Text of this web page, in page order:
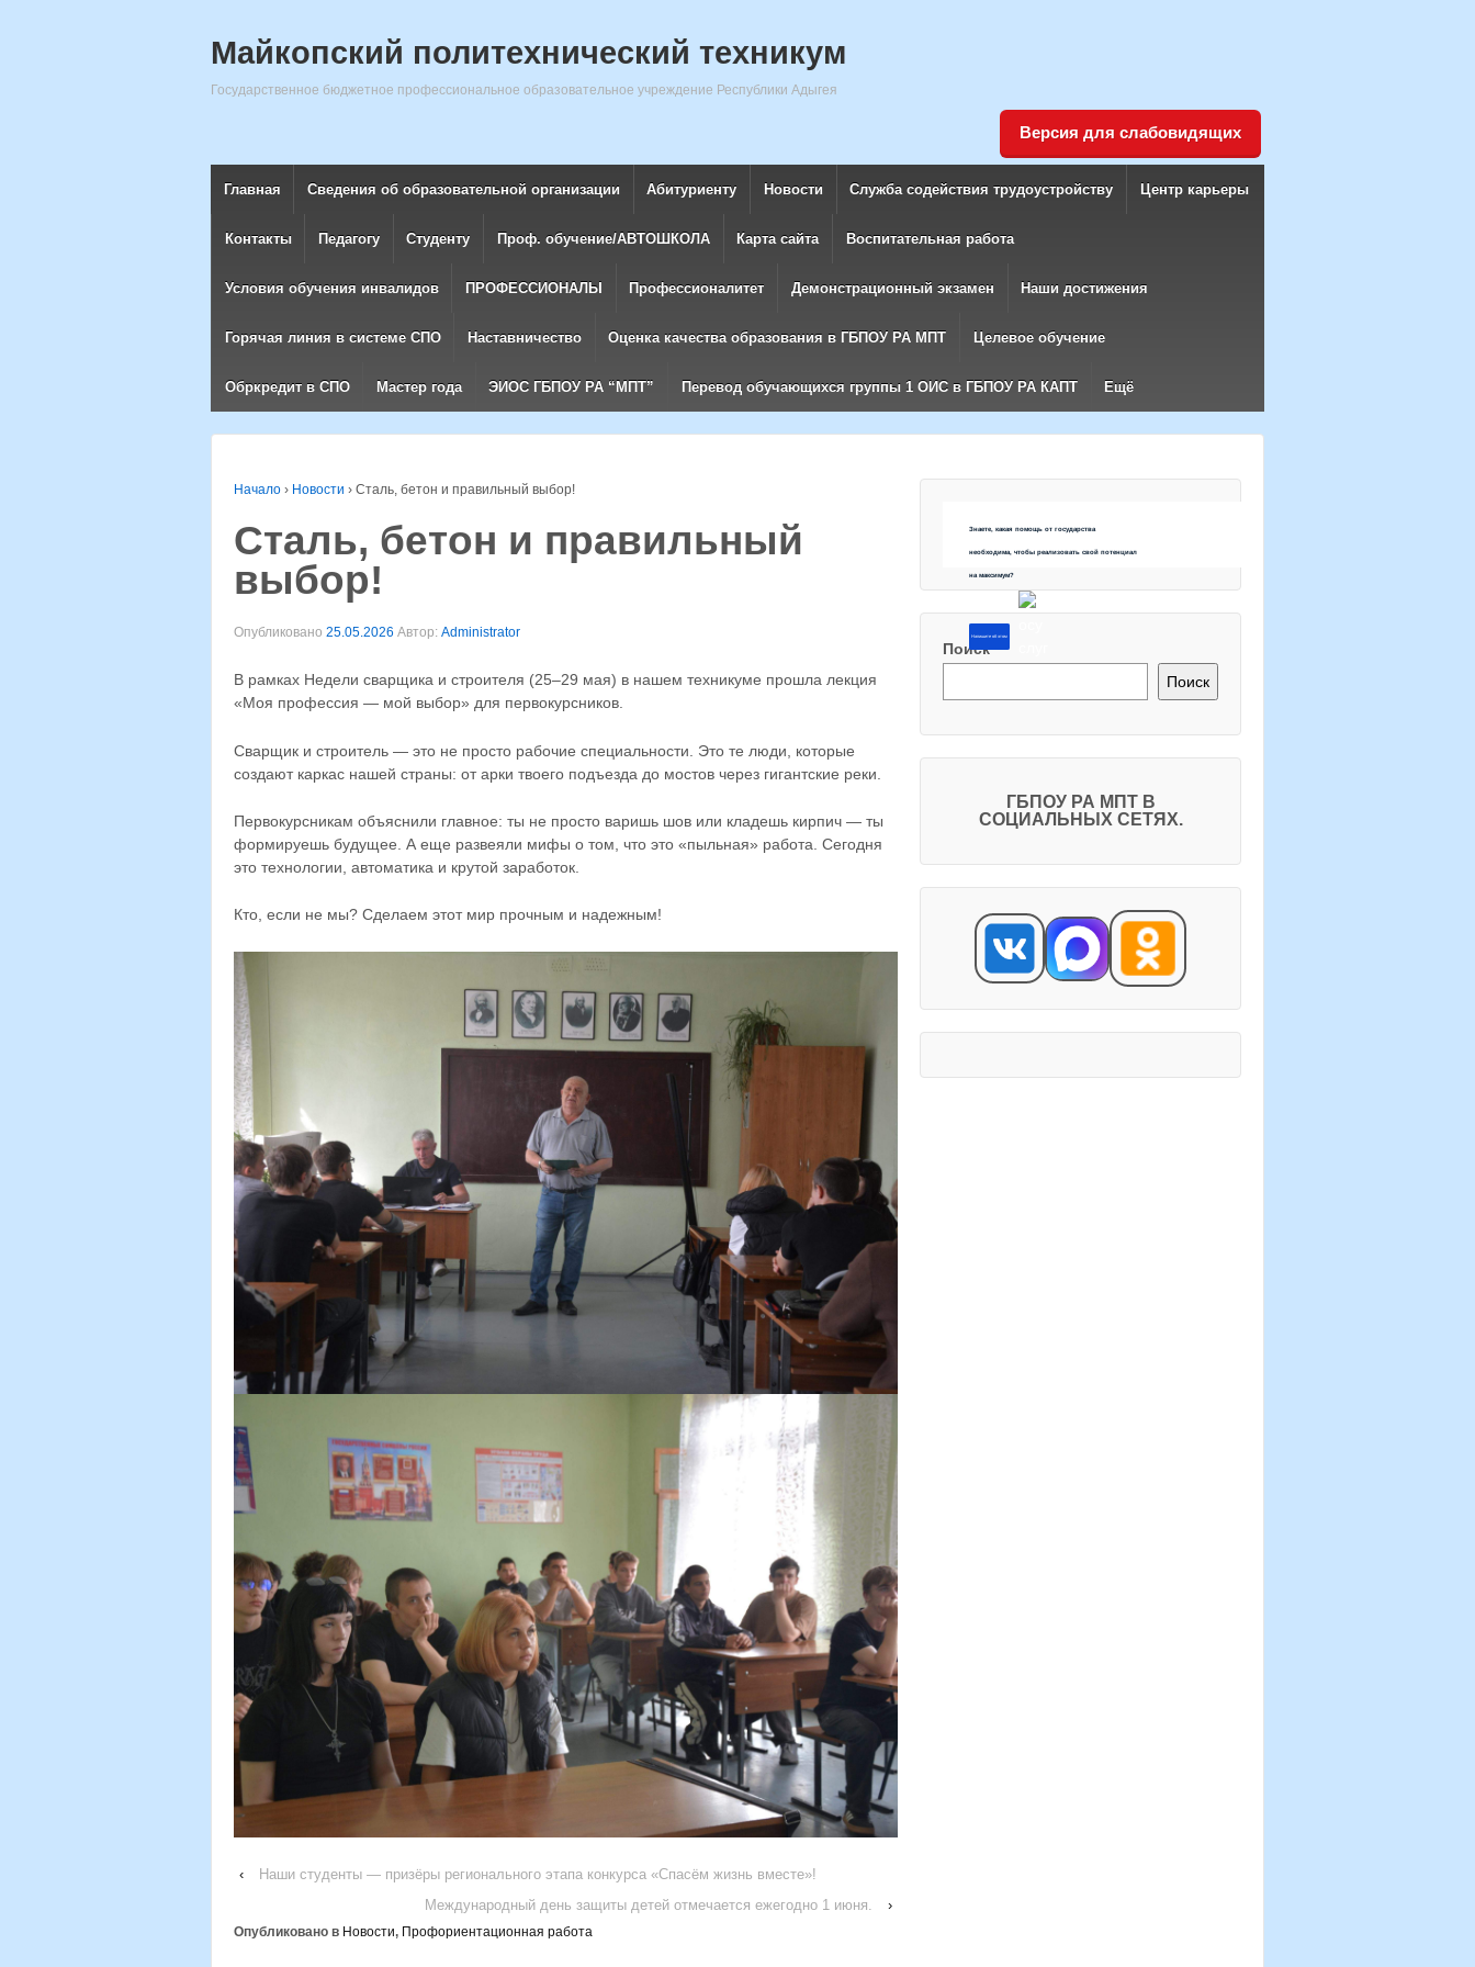
Майкопский политехнический техникум
Государственное бюджетное профессиональное образовательное учреждение Республики Адыгея
Версия для слабовидящих
Главная Сведения об образовательной организации Абитуриенту Новости Служба содействия трудоустройству Центр карьеры
Контакты Педагогу Студенту Проф. обучение/АВТОШКОЛА Карта сайта Воспитательная работа
Условия обучения инвалидов ПРОФЕССИОНАЛЫ Профессионалитет Демонстрационный экзамен Наши достижения
Горячая линия в системе СПО Наставничество Оценка качества образования в ГБПОУ РА МПТ Целевое обучение
Обркредит в СПО Мастер года ЭИОС ГБПОУ РА “МПТ” Перевод обучающихся группы 1 ОИС в ГБПОУ РА КАПТ Ещё
Начало › Новости › Сталь, бетон и правильный выбор!
Сталь, бетон и правильный
выбор!
Опубликовано 25.05.2026 Автор: Administrator
В рамках Недели сварщика и строителя (25–29 мая) в нашем техникуме прошла лекция
«Моя профессия — мой выбор» для первокурсников.
Сварщик и строитель — это не просто рабочие специальности. Это те люди, которые
создают каркас нашей страны: от арки твоего подъезда до мостов через гигантские реки.
Первокурсникам объяснили главное: ты не просто варишь шов или кладешь кирпич — ты
формируешь будущее. А еще развеяли мифы о том, что это «пыльная» работа. Сегодня
это технологии, автоматика и крутой заработок.
Кто, если не мы? Сделаем этот мир прочным и надежным!
‹
Наши студенты — призёры регионального этапа конкурса «Спасём жизнь вместе»!
Международный день защиты детей отмечается ежегодно 1 июня.
›
Опубликовано в Новости, Профориентационная работа
Знаете, какая помощь от государства
необходима, чтобы реализовать свой потенциал
на максимум?
Напишите об этом
Поиск
Поиск
ГБПОУ РА МПТ В
СОЦИАЛЬНЫХ СЕТЯХ.